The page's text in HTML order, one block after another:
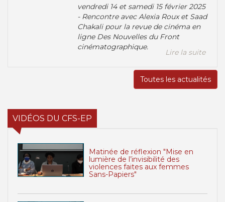
vendredi 14 et samedi 15 février 2025
- Rencontre avec Alexia Roux et Saad
Chakali pour la revue de cinéma en
ligne Des Nouvelles du Front
cinématographique.
Lire la suite
Toutes les actualités
VIDÉOS DU CFS-EP
Matinée de réflexion "Mise en
lumière de l’invisibilité des
violences faites aux femmes
Sans-Papiers"